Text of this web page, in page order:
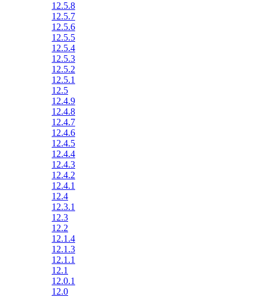
12.5.8
12.5.7
12.5.6
12.5.5
12.5.4
12.5.3
12.5.2
12.5.1
12.5
12.4.9
12.4.8
12.4.7
12.4.6
12.4.5
12.4.4
12.4.3
12.4.2
12.4.1
12.4
12.3.1
12.3
12.2
12.1.4
12.1.3
12.1.1
12.1
12.0.1
12.0